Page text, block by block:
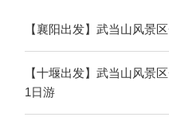
【襄阳出发】武当山风景
【十堰出发】武当山风景
1日游